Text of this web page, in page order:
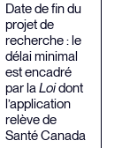
Date de fin du
projet de
recherche : le
délai minimal
est encadré
par laLoidont
l’application
relève de
Santé Canada